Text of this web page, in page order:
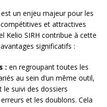
un enjeu majeur pour les
et attractives
Kelio SIRH contribue à cette
significatifs :
: en regroupant toutes les
au sein d’un même outil,
le suivi des dossiers
et les doublons. Cela